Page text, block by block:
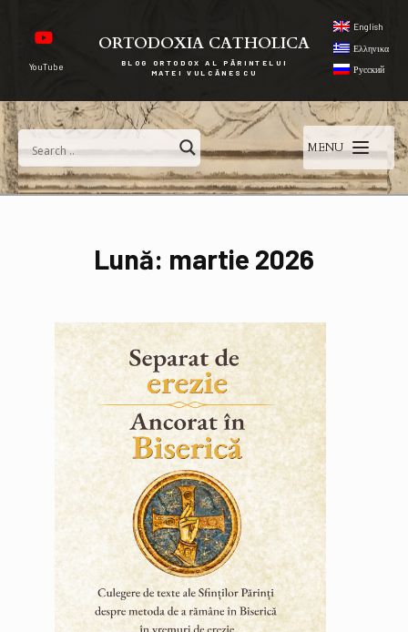
YouTube
ORTODOXIA CATHOLICA
BLOG ORTODOX AL PĂRINTELUI
MATEI VULCĂNESCU
English
Ελληνικα
Русский
MENU
Lună: martie 2026